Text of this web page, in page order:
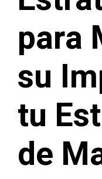
para
su
tu
de